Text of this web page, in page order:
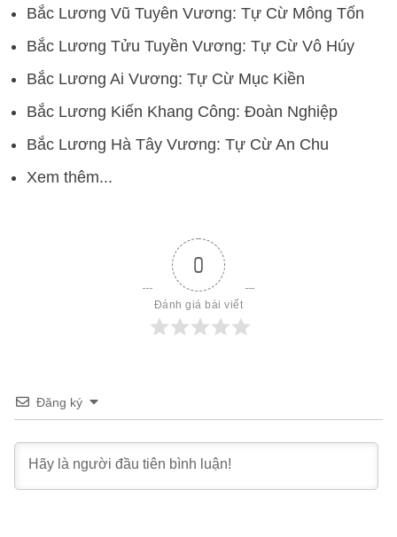
Bắc Lương Vũ Tuyên Vương: Tự Cừ Mông Tốn
Bắc Lương Tửu Tuyền Vương: Tự Cừ Vô Húy
Bắc Lương Ai Vương: Tự Cừ Mục Kiền
Bắc Lương Kiến Khang Công: Đoàn Nghiệp
Bắc Lương Hà Tây Vương: Tự Cừ An Chu
Xem thêm...
0
Đánh giá bài viết
Đăng ký